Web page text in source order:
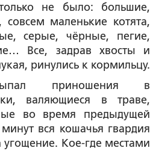
не было: большие,
совсем маленькие котята,
серые, чёрные, пегие,
Все, задрав хвосты и
ринулись к кормильцу.
приношения в
валяющиеся в траве,
во время предыдущей
вся кошачья гвардия
Кое-где местами